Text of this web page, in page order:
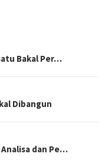
Bakal Per…
Dibangun
dan Pe…